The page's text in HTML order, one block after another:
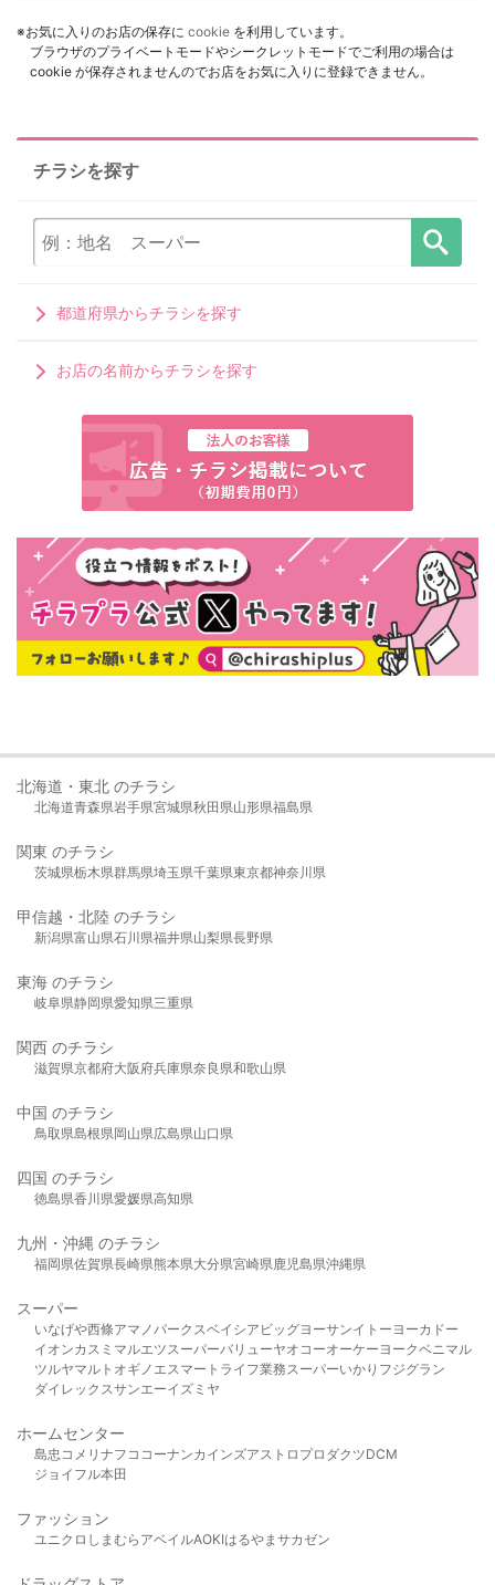
※お気に入りのお店の保存に cookie を利用しています。
ブラウザのプライベートモードやシークレットモードでご利用の場合は
cookie が保存されませんのでお店をお気に入りに登録できません。
チラシを探す
都道府県からチラシを探す
お店の名前からチラシを探す
北海道・東北 のチラシ
北海道青森県岩手県宮城県秋田県山形県福島県
関東 のチラシ
茨城県栃木県群馬県埼玉県千葉県東京都神奈川県
甲信越・北陸 のチラシ
新潟県富山県石川県福井県山梨県長野県
東海 のチラシ
岐阜県静岡県愛知県三重県
関西 のチラシ
滋賀県京都府大阪府兵庫県奈良県和歌山県
中国 のチラシ
鳥取県島根県岡山県広島県山口県
四国 のチラシ
徳島県香川県愛媛県高知県
九州・沖縄 のチラシ
福岡県佐賀県長崎県熊本県大分県宮崎県鹿児島県沖縄県
スーパー
いなげや西條アマノパークスベイシア ビッグヨーサンイトーヨーカドー
イオンカスミ マルエツスーパーバリューヤオコーオーケー ヨークベニマル
ツルヤマルト オギノ エスマート ライフ業務スーパーいかり フジグラン
ダイレックスサンエーイズミヤ
ホームセンター
島忠 コメリ ナフコ コーナンカインズアストロプロダクツDCM
ジョイフル本田
ファッション
ユニクロ しまむら アベイルAOKIはるやま サカゼン